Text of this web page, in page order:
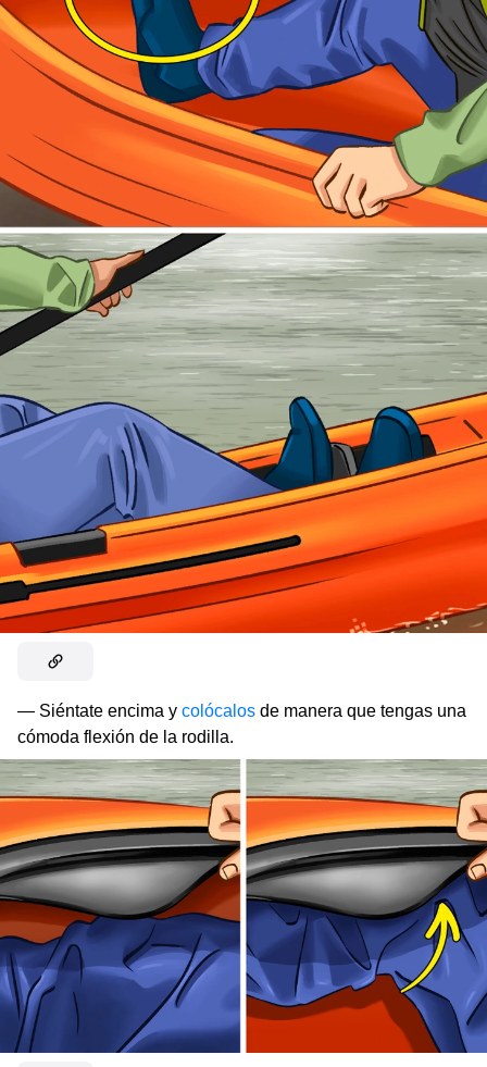
— Siéntate encima y colócalos de manera que tengas una
cómoda flexión de la rodilla.